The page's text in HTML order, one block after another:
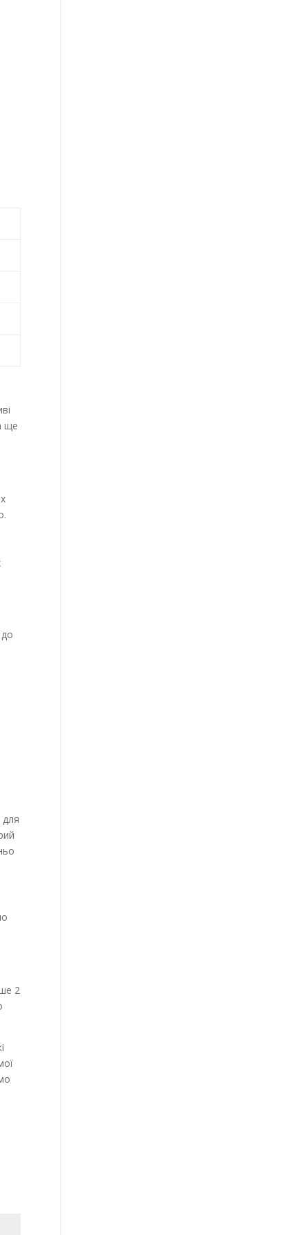
ще
2